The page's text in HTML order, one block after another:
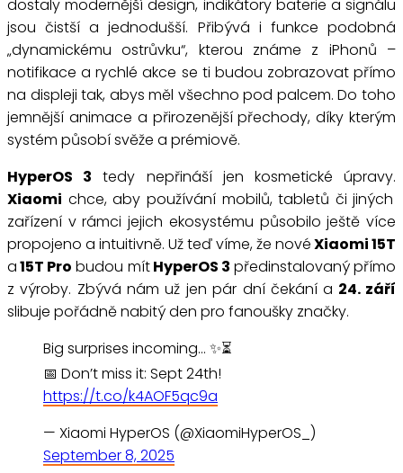
dostaly modernější design, indikátory baterie a signálu
jsou čistší a jednodušší. Přibývá i funkce podobná
„dynamickému ostrůvku“, kterou známe z iPhonů –
notifikace a rychlé akce se ti budou zobrazovat přímo
na displeji tak, abys měl všechno pod palcem. Do toho
jemnější animace a přirozenější přechody, díky kterým
systém působí svěže a prémiově.
HyperOS 3 tedy nepřináší jen kosmetické úpravy.
Xiaomi chce, aby používání mobilů, tabletů či jiných
zařízení v rámci jejich ekosystému působilo ještě více
propojeno a intuitivně. Už teď víme, že novéXiaomi 15T
a15T Pro budou mítHyperOS 3 předinstalovaný přímo
z výroby. Zbývá nám už jen pár dní čekání a 24. září
slibuje pořádně nabitý den pro fanoušky značky.
Big surprises incoming… ✨⏳
📅 Don’t miss it: Sept 24th!
https://t.co/k4AOF5qc9a
— Xiaomi HyperOS (@XiaomiHyperOS_)
September 8, 2025